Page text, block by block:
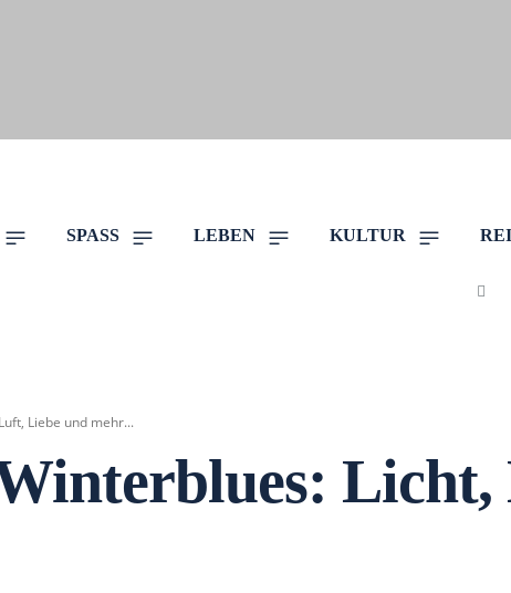
SPASS LEBEN KULTUR
Liebe und mehr...
Winterblues: